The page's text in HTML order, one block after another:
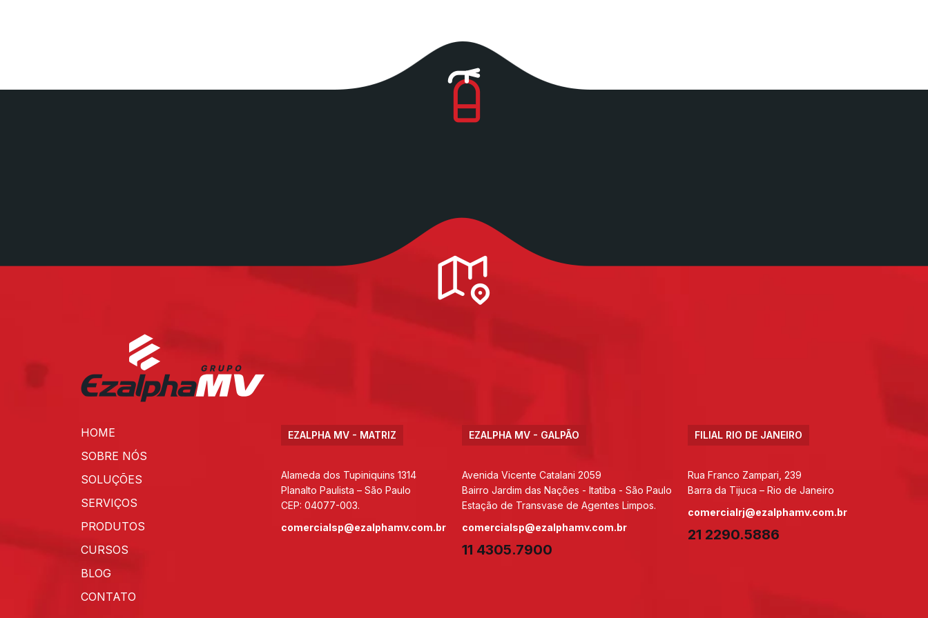
HOME
SOBRE NÓS
SOLUÇÕES
SERVIÇOS
PRODUTOS
CURSOS
BLOG
CONTATO
EZALPHA MV - MATRIZ
Alameda dos Tupiniquins 1314
Planalto Paulista – São Paulo
CEP: 04077-003.
comercialsp@ezalphamv.com.br
EZALPHA MV - GALPÃO
Avenida Vicente Catalani 2059
Bairro Jardim das Nações - Itatiba - São Paulo
Estação de Transvase de Agentes Limpos.
comercialsp@ezalphamv.com.br
11 4305.7900
FILIAL RIO DE JANEIRO
Rua Franco Zampari, 239
Barra da Tijuca – Rio de Janeiro
comercialrj@ezalphamv.com.br
21 2290.5886